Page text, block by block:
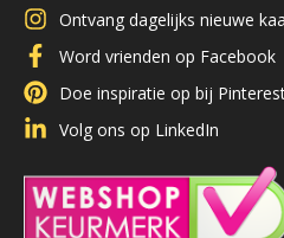
Ontvang dagelijks nieuwe
Word vrienden op Facebook
Doe inspiratie op bij
Volg ons op LinkedIn